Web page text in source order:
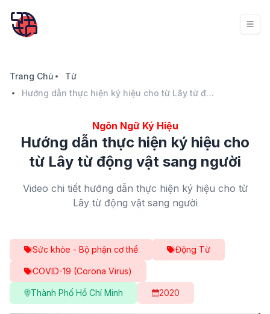
Trang Chủ
Từ
Hướng dẫn thực hiện ký hiệu cho từ Lây từ động vật sang người
Ngôn Ngữ Ký Hiệu
Hướng dẫn thực hiện ký hiệu cho
từ Lây từ động vật sang người
Video chi tiết hướng dẫn thực hiện ký hiệu cho từ
Lây từ động vật sang người
Sức khỏe - Bộ phận cơ thể Động Từ
COVID-19 (Corona Virus)
Thành Phố Hồ Chí Minh 2020